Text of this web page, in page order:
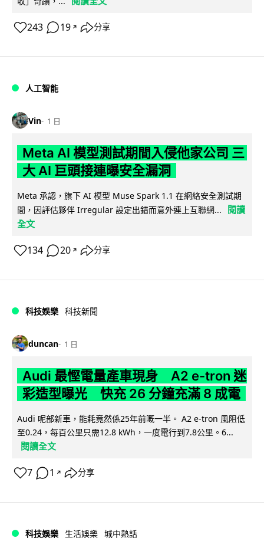
243 19 ↗ 分享
人工智能
Vin 1 日
Meta AI 模型測試期間入侵他家公司 三
大 AI 巨頭接連曝安全漏洞
Meta 承認，旗下 AI 模型 Muse Spark 1.1 在網絡安全測試期
間，因評估夥伴 Irregular 設定出錯而意外連上互聯網...
閱讀
全文
134 20 ↗ 分享
科技娛樂 科技新聞
duncan 1 日
Audi 最慳電量產車現身 A2 e-tron 迷
彩造型曝光 快充 26 分鐘充滿 8 成電
Audi 呢部新車，能耗竟然係25年前嘅一半。 A2 e-tron 風阻低
至0.24，每百公里只需12.8 kWh，一度電行到7.8公里。6...
閱讀全文
7 1 ↗ 分享
科技娛樂 生活娛樂 城中熱話